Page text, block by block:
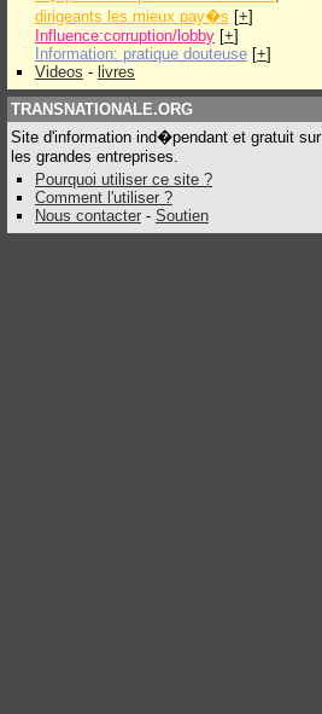
dirigeants les mieux pay�s [+]
Influence:corruption/lobby [+]
Information: pratique douteuse [+]
Videos - livres
TRANSNATIONALE.ORG
Site d'information ind�pendant et gratuit sur
les grandes entreprises.
Pourquoi utiliser ce site ?
Comment l'utiliser ?
Nous contacter - Soutien